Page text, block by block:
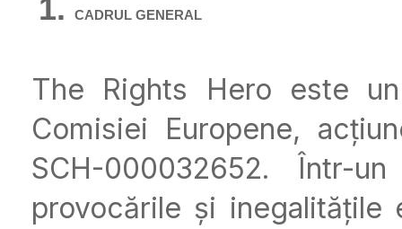
CADRUL GENERAL
The Rights Hero este
Comisiei Europene,
SCH-000032652. Într-
provocările și